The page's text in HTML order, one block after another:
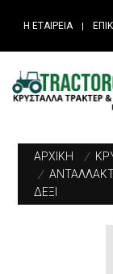
Η ΕΤΑΙΡΕΙΑ
ΑΡΧΙΚΗ /
/
ΔΕΞΙ